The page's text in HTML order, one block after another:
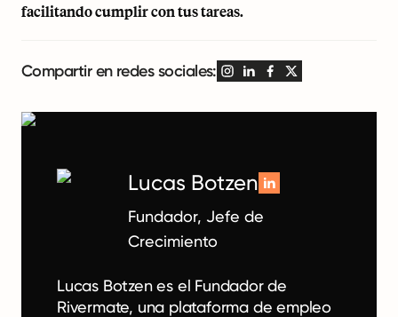
facilitando cumplir con tus tareas.
Compartir en redes sociales:
Lucas Botzen
Fundador, Jefe de
Crecimiento
Lucas Botzen es el Fundador de
Rivermate, una plataforma de empleo